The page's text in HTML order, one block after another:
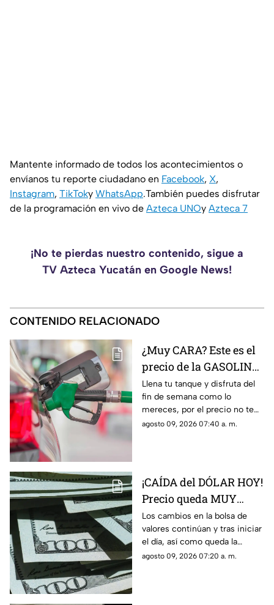
Mantente informado de todos los acontecimientos o
envíanos tu reporte ciudadano en Facebook, X,
Instagram, TikToky WhatsApp.También puedes disfrutar
de la programación en vivo de Azteca UNOy Azteca 7
¡No te pierdas nuestro contenido, sigue a
TV Azteca Yucatán en Google News!
CONTENIDO RELACIONADO
¿Muy CARA? Este es el
precio de la GASOLINA
HOY 9 de agosto de
2026 en Yucatán
Llena tu tanque y disfruta del
fin de semana como lo
mereces, por el precio no te
preocupes te decimos cuánto
agosto 09, 2026 07:40 a. m.
¡CAÍDA del DÓLAR HOY!
Precio queda MUY
BARATO en Yucatán
Los cambios en la bolsa de
valores continúan y tras iniciar
el día, así como queda la
apertura del precio del dólar
agosto 09, 2026 07:20 a. m.